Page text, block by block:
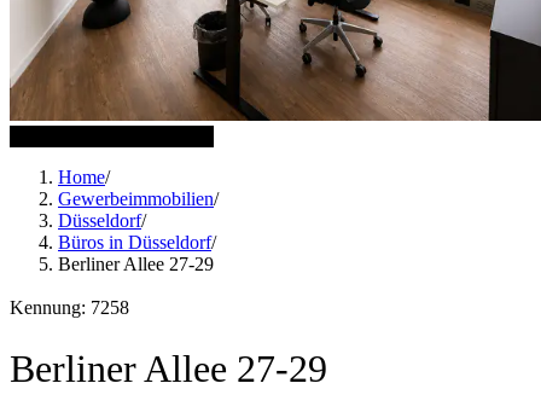
Home/
Gewerbeimmobilien/
Düsseldorf/
Büros in Düsseldorf/
Berliner Allee 27-29
Kennung: 7258
Berliner Allee 27-29